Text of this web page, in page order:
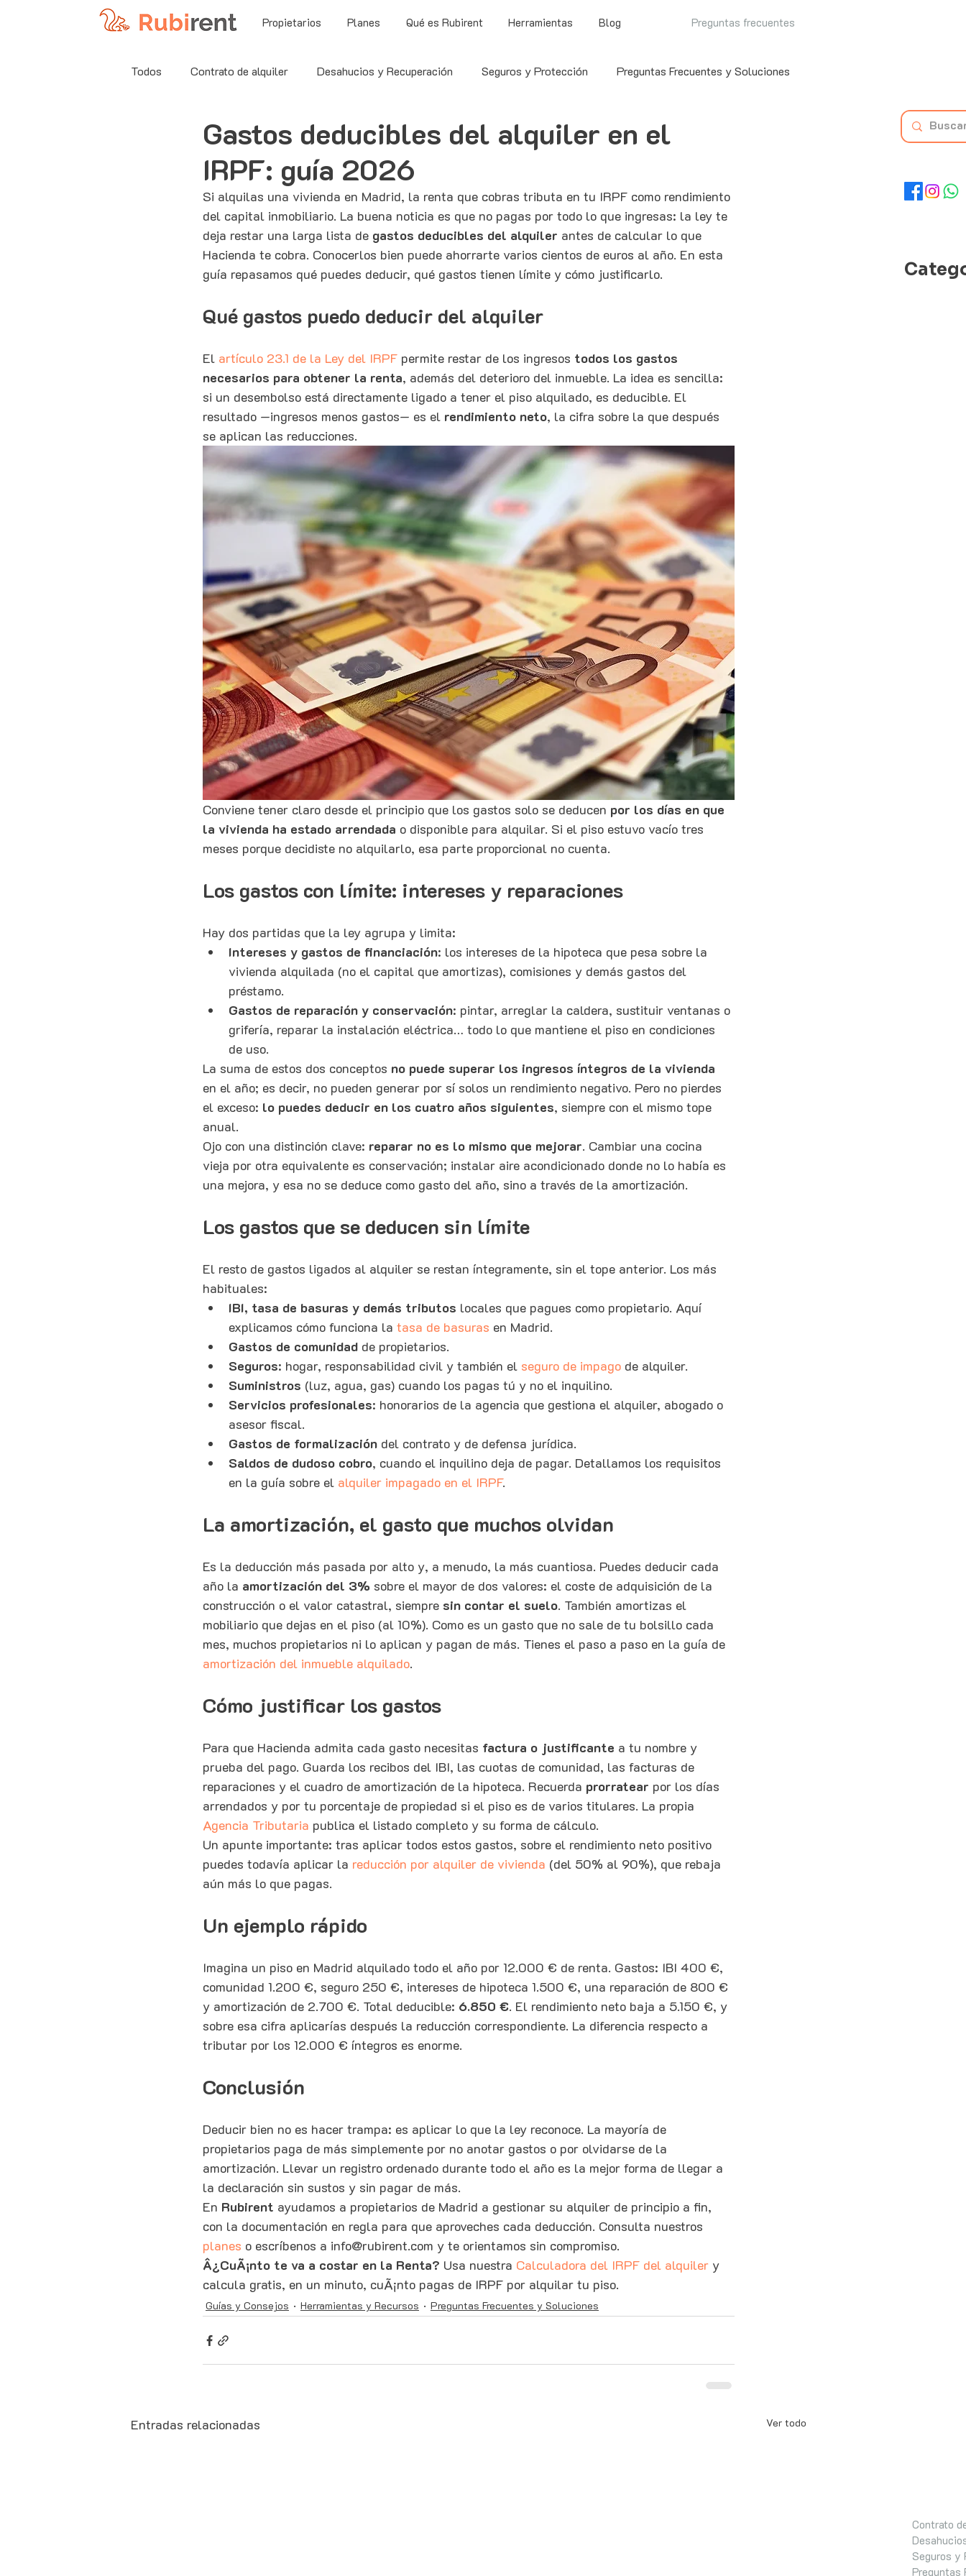
Propietarios Planes Qué es Rubirent Herramientas Blog Preguntas frecuentes
Todos Contrato de alquiler Desahucios y Recuperación Seguros y Protección Preguntas Frecuentes y Soluciones
Herramientas y Recursos Guías y Consejos
Gastos deducibles del alquiler en el
IRPF: guía 2026
Si alquilas una vivienda en Madrid, la renta que cobras tributa en tu IRPF como rendimiento
del capital inmobiliario. La buena noticia es que no pagas por todo lo que ingresas: la ley te
deja restar una larga lista de gastos deducibles del alquiler antes de calcular lo que
Hacienda te cobra. Conocerlos bien puede ahorrarte varios cientos de euros al año. En esta
guía repasamos qué puedes deducir, qué gastos tienen límite y cómo justificarlo.
Qué gastos puedo deducir del alquiler
El artículo 23.1 de la Ley del IRPF permite restar de los ingresos todos los gastos
necesarios para obtener la renta, además del deterioro del inmueble. La idea es sencilla:
si un desembolso está directamente ligado a tener el piso alquilado, es deducible. El
resultado —ingresos menos gastos— es el rendimiento neto, la cifra sobre la que después
se aplican las reducciones.
Conviene tener claro desde el principio que los gastos solo se deducen por los días en que
la vivienda ha estado arrendada o disponible para alquilar. Si el piso estuvo vacío tres
meses porque decidiste no alquilarlo, esa parte proporcional no cuenta.
Los gastos con límite: intereses y reparaciones
Hay dos partidas que la ley agrupa y limita:
Intereses y gastos de financiación: los intereses de la hipoteca que pesa sobre la
vivienda alquilada (no el capital que amortizas), comisiones y demás gastos del
préstamo.
Gastos de reparación y conservación: pintar, arreglar la caldera, sustituir ventanas o
grifería, reparar la instalación eléctrica… todo lo que mantiene el piso en condiciones
de uso.
La suma de estos dos conceptos no puede superar los ingresos íntegros de la vivienda
en el año; es decir, no pueden generar por sí solos un rendimiento negativo. Pero no pierdes
el exceso: lo puedes deducir en los cuatro años siguientes, siempre con el mismo tope
anual.
Ojo con una distinción clave: reparar no es lo mismo que mejorar. Cambiar una cocina
vieja por otra equivalente es conservación; instalar aire acondicionado donde no lo había es
una mejora, y esa no se deduce como gasto del año, sino a través de la amortización.
Los gastos que se deducen sin límite
El resto de gastos ligados al alquiler se restan íntegramente, sin el tope anterior. Los más
habituales:
IBI, tasa de basuras y demás tributos locales que pagues como propietario. Aquí
explicamos cómo funciona la tasa de basuras en Madrid.
Gastos de comunidad de propietarios.
Seguros: hogar, responsabilidad civil y también el seguro de impago de alquiler.
Suministros (luz, agua, gas) cuando los pagas tú y no el inquilino.
Servicios profesionales: honorarios de la agencia que gestiona el alquiler, abogado o
asesor fiscal.
Gastos de formalización del contrato y de defensa jurídica.
Saldos de dudoso cobro, cuando el inquilino deja de pagar. Detallamos los requisitos
en la guía sobre el alquiler impagado en el IRPF.
La amortización, el gasto que muchos olvidan
Es la deducción más pasada por alto y, a menudo, la más cuantiosa. Puedes deducir cada
año la amortización del 3% sobre el mayor de dos valores: el coste de adquisición de la
construcción o el valor catastral, siempre sin contar el suelo. También amortizas el
mobiliario que dejas en el piso (al 10%). Como es un gasto que no sale de tu bolsillo cada
mes, muchos propietarios ni lo aplican y pagan de más. Tienes el paso a paso en la guía de
amortización del inmueble alquilado.
Cómo justificar los gastos
Para que Hacienda admita cada gasto necesitas factura o justificante a tu nombre y
prueba del pago. Guarda los recibos del IBI, las cuotas de comunidad, las facturas de
reparaciones y el cuadro de amortización de la hipoteca. Recuerda prorratear por los días
arrendados y por tu porcentaje de propiedad si el piso es de varios titulares. La propia
Agencia Tributaria publica el listado completo y su forma de cálculo.
Un apunte importante: tras aplicar todos estos gastos, sobre el rendimiento neto positivo
puedes todavía aplicar la reducción por alquiler de vivienda (del 50% al 90%), que rebaja
aún más lo que pagas.
Un ejemplo rápido
Imagina un piso en Madrid alquilado todo el año por 12.000 € de renta. Gastos: IBI 400 €,
comunidad 1.200 €, seguro 250 €, intereses de hipoteca 1.500 €, una reparación de 800 €
y amortización de 2.700 €. Total deducible: 6.850 €. El rendimiento neto baja a 5.150 €, y
sobre esa cifra aplicarías después la reducción correspondiente. La diferencia respecto a
tributar por los 12.000 € íntegros es enorme.
Conclusión
Deducir bien no es hacer trampa: es aplicar lo que la ley reconoce. La mayoría de
propietarios paga de más simplemente por no anotar gastos o por olvidarse de la
amortización. Llevar un registro ordenado durante todo el año es la mejor forma de llegar a
la declaración sin sustos y sin pagar de más.
En Rubirent ayudamos a propietarios de Madrid a gestionar su alquiler de principio a fin,
con la documentación en regla para que aproveches cada deducción. Consulta nuestros
planes o escríbenos a info@rubirent.com y te orientamos sin compromiso.
Â¿CuÃ¡nto te va a costar en la Renta? Usa nuestra Calculadora del IRPF del alquiler y
calcula gratis, en un minuto, cuÃ¡nto pagas de IRPF por alquilar tu piso.
Guías y Consejos Herramientas y Recursos Preguntas Frecuentes y Soluciones
Entradas relacionadas Ver todo
Contrato
Seguros y
Preguntas